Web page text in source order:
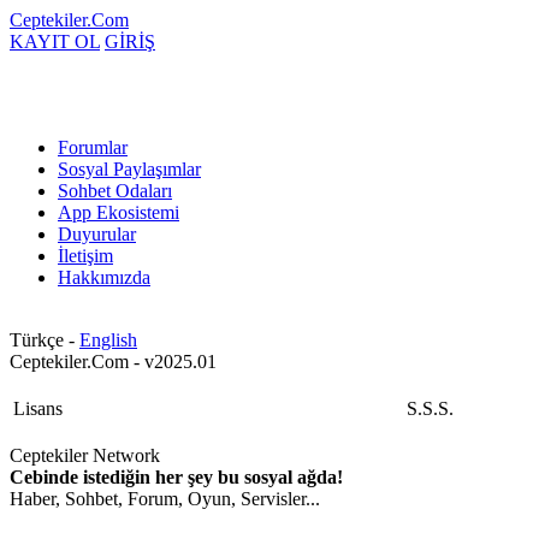
Ceptekiler.Com
KAYIT OL GİRİŞ
Forumlar
Sosyal Paylaşımlar
Sohbet Odaları
App Ekosistemi
Duyurular
İletişim
Hakkımızda
Türkçe - English
Ceptekiler.Com - v2025.01
Lisans S.S.S.
Ceptekiler Network
Cebinde istediğin her şey bu sosyal ağda!
Haber, Sohbet, Forum, Oyun, Servisler...